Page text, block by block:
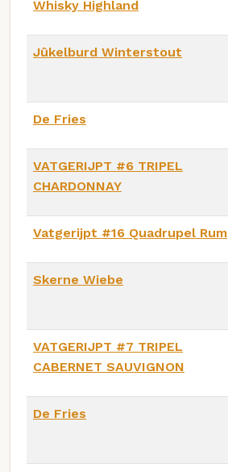
Whisky Highland
Jûkelburd Winterstout
De Fries
VATGERIJPT #6 TRIPEL
CHARDONNAY
Vatgerijpt #16 Quadrupel Rum
Skerne Wiebe
VATGERIJPT #7 TRIPEL
CABERNET SAUVIGNON
De Fries